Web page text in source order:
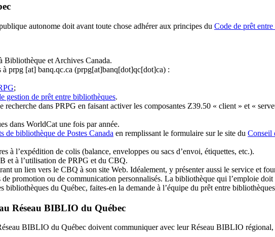
autonome doit avant toute chose adhérer aux principes du Code de prêt
Bibliothèque et Archives Canada.
à prpg [at] banq.qc.ca (prpg[at]banq[dot]qc[dot]ca) :
;
gestion de prêt entre bibliothèques.
dans PRPG en faisant activer les composantes Z39.50 « client » et «
dans WorldCat une fois par année.
de bibliothèque de Postes Canada en remplissant le formulaire sur le site du Conseil
à l’expédition de colis (balance, enveloppes ou sacs d’envoi, étiquettes, etc.).
et à l’utilisation de PRPG et du CBQ.
un lien vers le CBQ à son site Web. Idéalement, y présenter aussi le service et
promotion ou de communication personnalisés. La bibliothèque qui l’emploie doit
du Québec, faites-en la demande à l’équipe du prêt entre
Réseau BIBLIO du Québec
BIBLIO du Québec doivent communiquer avec leur Réseau BIBLIO